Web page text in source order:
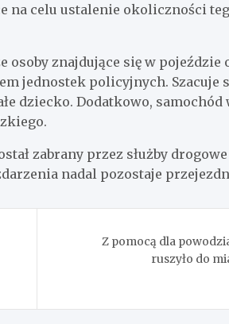
na celu ustalenie okoliczności
znajdujące się w pojeździe
jednostek policyjnych. Szacuje
dziecko. Dodatkowo,
zabrany przez służby
nadal pozostaje
Z pomocą dla
ruszyło do